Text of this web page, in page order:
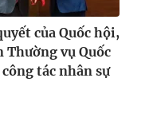
của Quốc hội,
Thường vụ Quốc
tác nhân sự